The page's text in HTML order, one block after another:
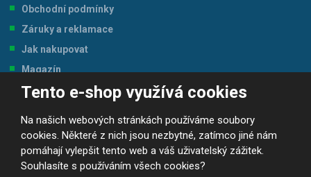
Tento e-shop využívá cookies
Na našich webových stránkách používáme soubory
cookies. Některé z nich jsou nezbytné, zatímco jiné nám
pomáhají vylepšit tento web a váš uživatelský zážitek.
Souhlasíte s používáním všech cookies?
Obchodní podmínky
Záruky a reklamace
Jak nakupovat
Magazín
Tabulka velikostí
© 2026, JP-SPORT.CZ SPORTOVNÍ POTŘEBY